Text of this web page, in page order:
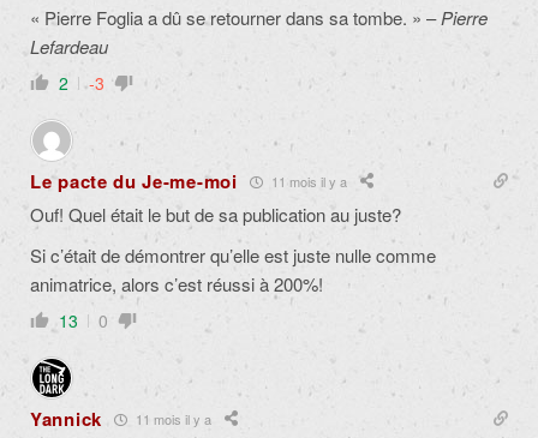
« Pierre Foglia a dû se retourner dans sa tombe. » –Pierre
Lefardeau
2 -3
Le pacte du Je-me-moi 11 mois il y a
Ouf! Quel était le but de sa publication au juste?
Si c’était de démontrer qu’elle est juste nulle comme
animatrice, alors c’est réussi à 200%!
13 0
Yannick 11 mois il y a